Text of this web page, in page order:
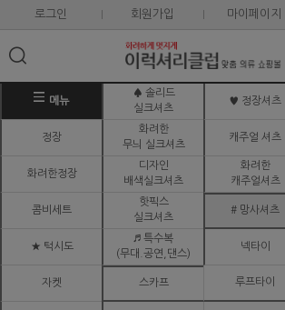
로그인 회원가입 마이페이지
메뉴
♠ 솔리드
실크셔츠
♥ 정장셔츠
정장
화려한
무늬 실크셔츠
캐주얼 셔츠
화려한정장
디자인
배색실크셔츠
화려한
캐주얼셔츠
콤비세트
핫픽스
실크셔츠
# 망사셔츠
★ 턱시도
♬ 특수복
(무대.공연,댄스)
넥타이
자켓 스카프 루프타이